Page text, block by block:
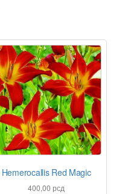
Hemerocallis Red Magic
400,00рсд